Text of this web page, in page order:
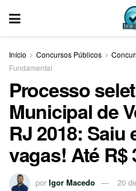
Início Concursos Públicos
Fundamental
Processo
Municipal de
RJ 2018: Saiu
vagas! Até R$
por Igor Macedo 20